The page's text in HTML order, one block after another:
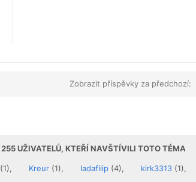
Zobrazit příspěvky za předchozí:
255UŽIVATELŮ, KTEŘÍ NAVŠTÍVILI TOTO TÉMA
(1), Kreur (1), ladafilip (4), kirk3313 (1),